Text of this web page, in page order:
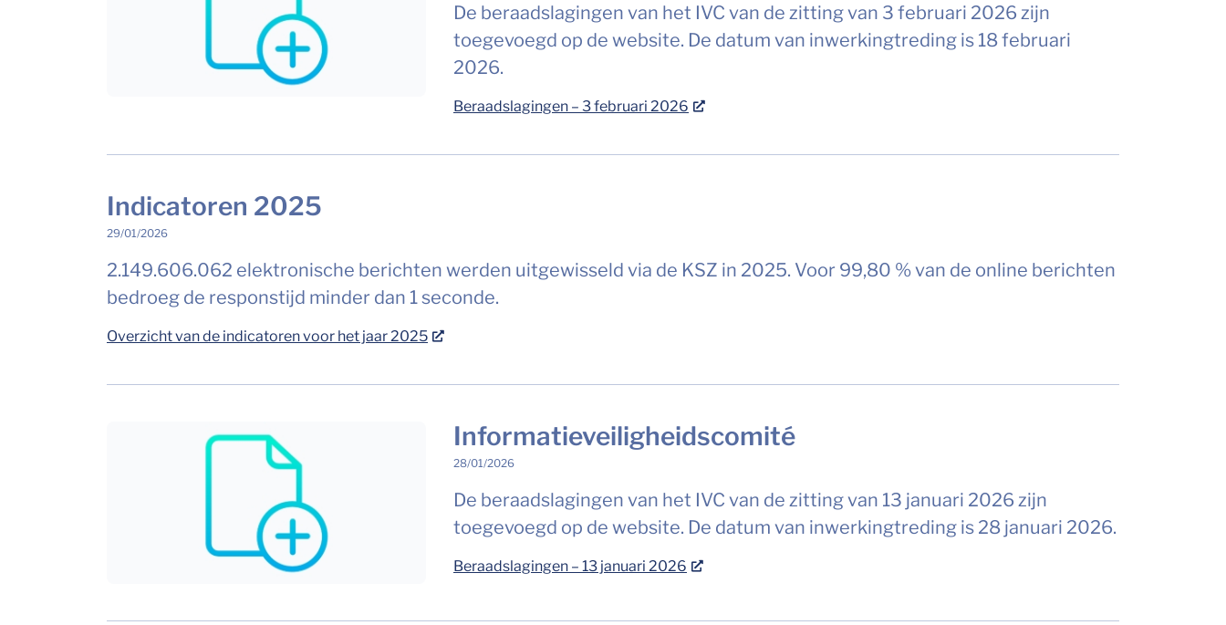
De beraadslagingen van het IVC van de zitting van 3 februari 2026 zijn
toegevoegd op de website. De datum van inwerkingtreding is 18 februari
2026.
Beraadslagingen – 3 februari 2026
Indicatoren 2025
29/01/2026
2.149.606.062 elektronische berichten werden uitgewisseld via de KSZ in 2025. Voor 99,80 % van de online berichten
bedroeg de responstijd minder dan 1 seconde.
Overzicht van de indicatoren voor het jaar 2025
Informatieveiligheidscomité
28/01/2026
De beraadslagingen van het IVC van de zitting van 13 januari 2026 zijn
toegevoegd op de website. De datum van inwerkingtreding is 28 januari 2026.
Beraadslagingen – 13 januari 2026